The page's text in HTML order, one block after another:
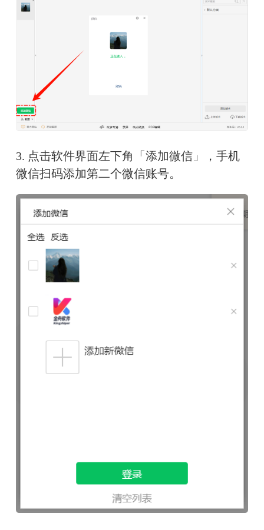
3. 点击软件界面左下角「添加微信」，手机
微信扫码添加第二个微信账号。